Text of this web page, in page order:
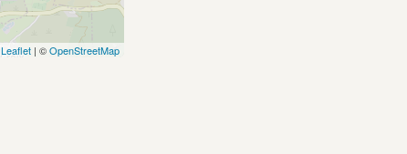
Leaflet | ©OpenStreetMap